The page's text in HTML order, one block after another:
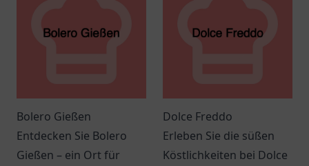
Bolero Gießen
Entdecken Sie Bolero
Gießen – ein Ort für
Dolce Freddo
Erleben Sie die süßen
Köstlichkeiten bei Dolce